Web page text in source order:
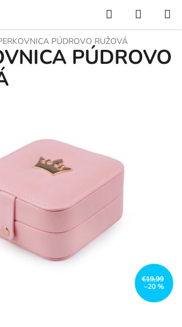
Hľadať
KOŠÍK
PÚDROVO RUŽOVÁ
PÚDROVO
€19,99
–20 %